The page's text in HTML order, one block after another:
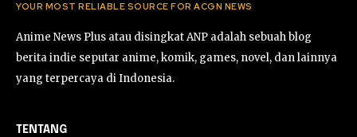
YOUR MOST RELIABLE SOURCE FOR ACGN NEWS
Anime News Plus atau disingkat ANP adalah sebuah blog
berita indie seputar anime, komik, games, novel, dan lainnya
yang terpercaya di Indonesia.
TENTANG